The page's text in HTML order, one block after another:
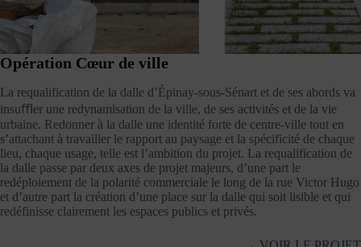
Opération Cœur de ville
La requalification de la dalle d’Épinay-sous-Sénart et de ses abords va
insuﬄer une redynamisation de la ville, de ses activités et de la vie
urbaine. Redonner à la dalle une identité forte de centre-ville tout en
s’attachant à travailler le rapport au paysage et la spécificité de chaque
lieu, chaque usage, telle est l’ambition du projet. La requalification de
la dalle passe par deux axes de projet majeurs, d’une part le
redéploiement de la polarité commerciale le long de la rue Victor Hugo
et d’autre part la création d’une place sur la dalle qui soit lisible et qui
redéfinisse clairement les espaces publics et privés.